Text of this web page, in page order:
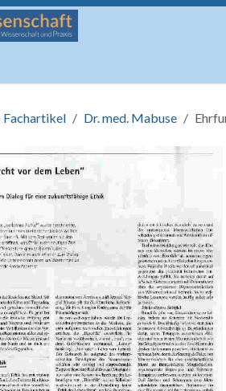
Fachartikel Dr. med. Mabuse